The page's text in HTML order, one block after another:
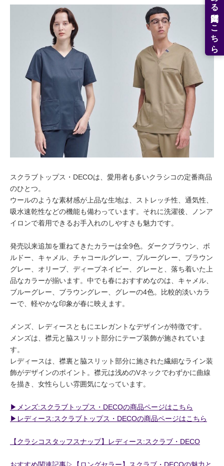
スクラブトップス・DECOは、愛用者も多いクラシコの定番商品
のひとつ。
ウールのような素材感が上品な生地は、ストレッチ性、通気性、
吸水速乾性などの機能も備わっています。それに洗濯後、ノンア
イロンで着用できるお手入れのしやすさも魅力です。
発売以来追加を重ねてきたカラーは全9色。ダークブラウン、ボ
ルドー、キャメル、チャコールグレー、ブルーグレー、ブラウン
グレー、オリーブ、ディープネイビー、グレーと、落ち着いた上
品なカラーが揃います。中でも春におすすめなのは、キャメル、
ブルーグレー、ブラウングレー、グレーの4色。比較的淡いカラ
ーで、軽やかな印象が春に映えます。
メンズ、レディースともにエレガントなデザインが特徴です。
メンズは、襟元と脇スリット部分にテープ装飾が施されていま
す。
レディースは、襟裏と脇スリット部分に施された繊細なライン装
飾がデザインのポイント。襟元は浅めのVネックでわずかに曲線
を描き、女性らしい雰囲気になっています。
▶︎メンズ:スクラブトップス・DECOの商品ページはこちら
▶︎レディース:スクラブトップス・DECOの商品ページはこちら
【クラシコスタッフスナップ】レディース:スクラブ・DECO